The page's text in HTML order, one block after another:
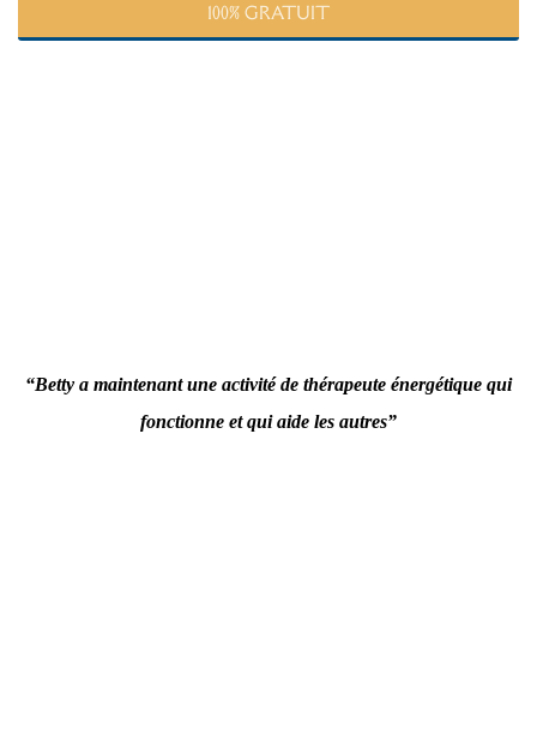
100% GRATUIT
“Betty a maintenant une activité de thérapeute énergétique qui
fonctionne et qui aide les autres”